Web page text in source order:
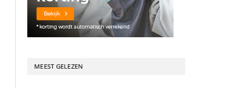
MEEST GELEZEN